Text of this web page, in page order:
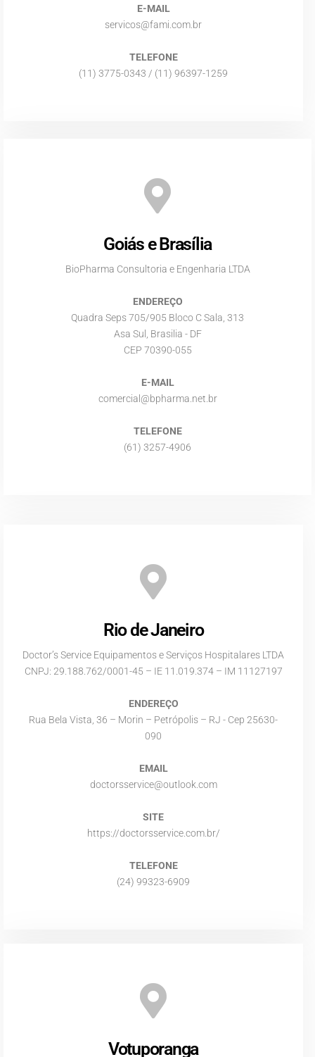
E-MAIL
servicos@fami.com.br
TELEFONE
(11) 3775-0343 / (11) 96397-1259
Goiás e Brasília
BioPharma Consultoria e Engenharia LTDA
ENDEREÇO
Quadra Seps 705/905 Bloco C Sala, 313
Asa Sul, Brasilia - DF
CEP 70390-055
E-MAIL
comercial@bpharma.net.br
TELEFONE
(61) 3257-4906
Rio de Janeiro
Doctor’s Service Equipamentos e Serviços Hospitalares LTDA
CNPJ: 29.188.762/0001-45 – IE 11.019.374 – IM 11127197
ENDEREÇO
Rua Bela Vista, 36 – Morin – Petrópolis – RJ - Cep 25630-
090
EMAIL
doctorsservice@outlook.com
SITE
https://doctorsservice.com.br/
TELEFONE
(24) 99323-6909
Votuporanga